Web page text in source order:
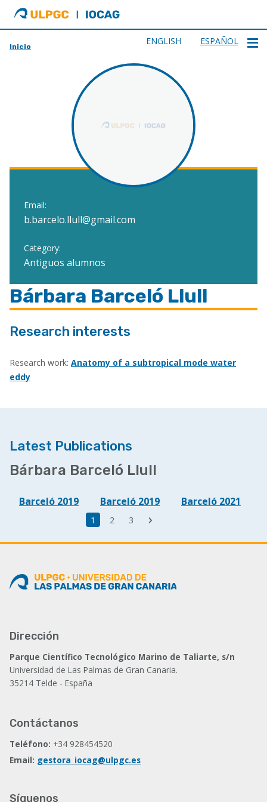
ULPGC
Ir
al
IOCAG
ENGLISH ESPAÑOL
Inicio
Email:
b.barcelo.llull@gmail.com
Category:
Antiguos alumnos
Bárbara Barceló Llull
Research interests
Research work: Anatomy of a subtropical mode water
eddy
Latest Publications
Bárbara Barceló Llull
Barceló 2019 Barceló 2019 Barceló 2021
Página
1 Page
2 Page
3
Dirección
Parque Científico Tecnológico Marino de Taliarte, s/n
Universidad de Las Palmas de Gran Canaria.
35214 Telde - España
Contáctanos
Teléfono: +34 928454520
Email: gestora_iocag@ulpgc.es
Síguenos